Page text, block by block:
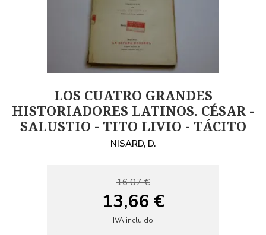
LOS CUATRO GRANDES
HISTORIADORES LATINOS. CÉSAR -
SALUSTIO - TITO LIVIO - TÁCITO
NISARD, D.
16,07 €
13,66 €
IVA incluido